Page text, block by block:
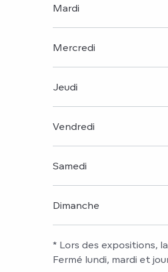
Mardi
Mercredi
Jeudi
Vendredi
Samedi
Dimanche
* Lors des expositions,
Fermé lundi, mardi et